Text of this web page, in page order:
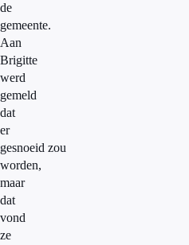
de
gemeente.
Aan
Brigitte
werd
gemeld
dat
er
gesnoeid zou
worden,
maar
dat
vond
ze